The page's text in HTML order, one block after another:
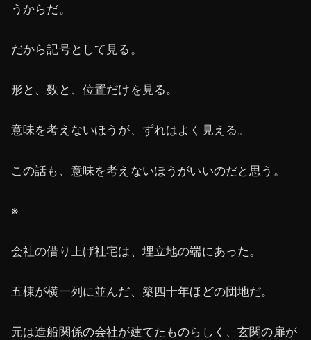
うからだ。
だから記号として見る。
形と、数と、位置だけを見る。
意味を考えないほうが、ずれはよく見える。
この話も、意味を考えないほうがいいのだと思う。
※
会社の借り上げ社宅は、埋立地の端にあった。
五棟が横一列に並んだ、築四十年ほどの団地だ。
元は造船関係の会社が建てたものらしく、玄関の扉が